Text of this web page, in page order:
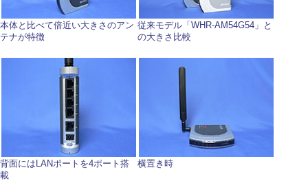
本体と比べて倍近い大きさのアン
テナが特徴
従来モデル「WHR-AM54G54」と
の大きさ比較
背面にはLANポートを4ポート搭
載
横置き時